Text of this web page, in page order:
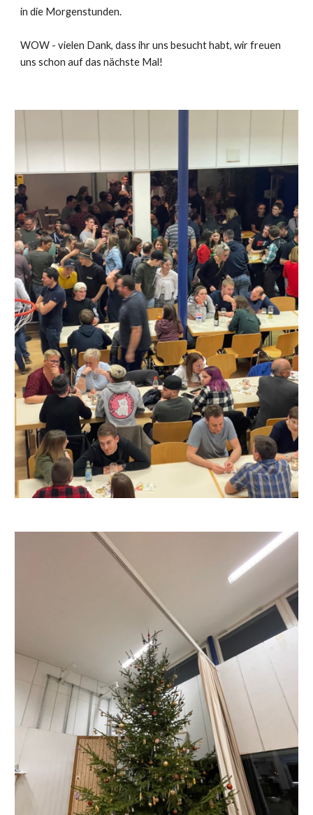
in die Morgenstunden.
WOW - vielen Dank, dass ihr uns besucht habt, wir freuen
uns schon auf das nächste Mal!